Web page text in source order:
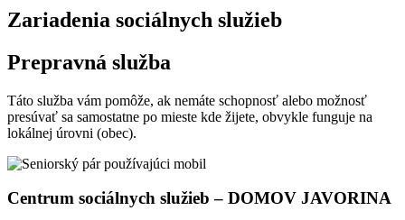
Zariadenia sociálnych služieb
Prepravná služba
Táto služba vám pomôže, ak nemáte schopnosť alebo možnosť
presúvať sa samostatne po mieste kde žijete, obvykle funguje na
lokálnej úrovni (obec).
Centrum sociálnych služieb – DOMOV JAVORINA